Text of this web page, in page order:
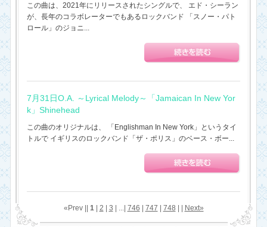
この曲は、2021年にリリースされたシングルで、 エド・シーラン
が、長年のコラボレーターでもあるロックバンド 「スノー・パト
ロール」のジョニ...
7月31日O.A. ～Lyrical Melody～「Jamaican In New Yor
k」Shinehead
この曲のオリジナルは、 「Englishman In New York」というタイ
トルで イギリスのロックバンド「ザ・ポリス」のベース・ボー...
«Prev || 1| 2 3 | ...| 746 747 748 Next»